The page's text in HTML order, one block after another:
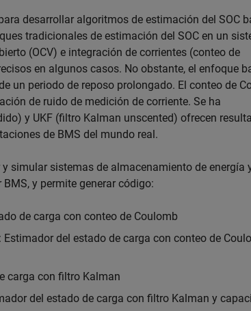
desarrollar algoritmos de estimación del SOC
tradicionales de estimación del SOC en un
(OCV) e integración de corrientes (conteo de
en algunos casos. No obstante, el enfoque
un periodo de reposo prolongado. El conteo de
de ruido de medición de corriente. Se ha
y UKF (filtro Kalman unscented) ofrecen
de BMS del mundo real.
simular sistemas de almacenamiento de energía
y permite generar código:
de carga con conteo de Coulomb
: Estimador del estado de carga con conteo de
carga con filtro Kalman
del estado de carga con filtro Kalman y